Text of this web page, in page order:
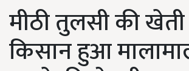
मीठी तुलसी की
किसान हुआ